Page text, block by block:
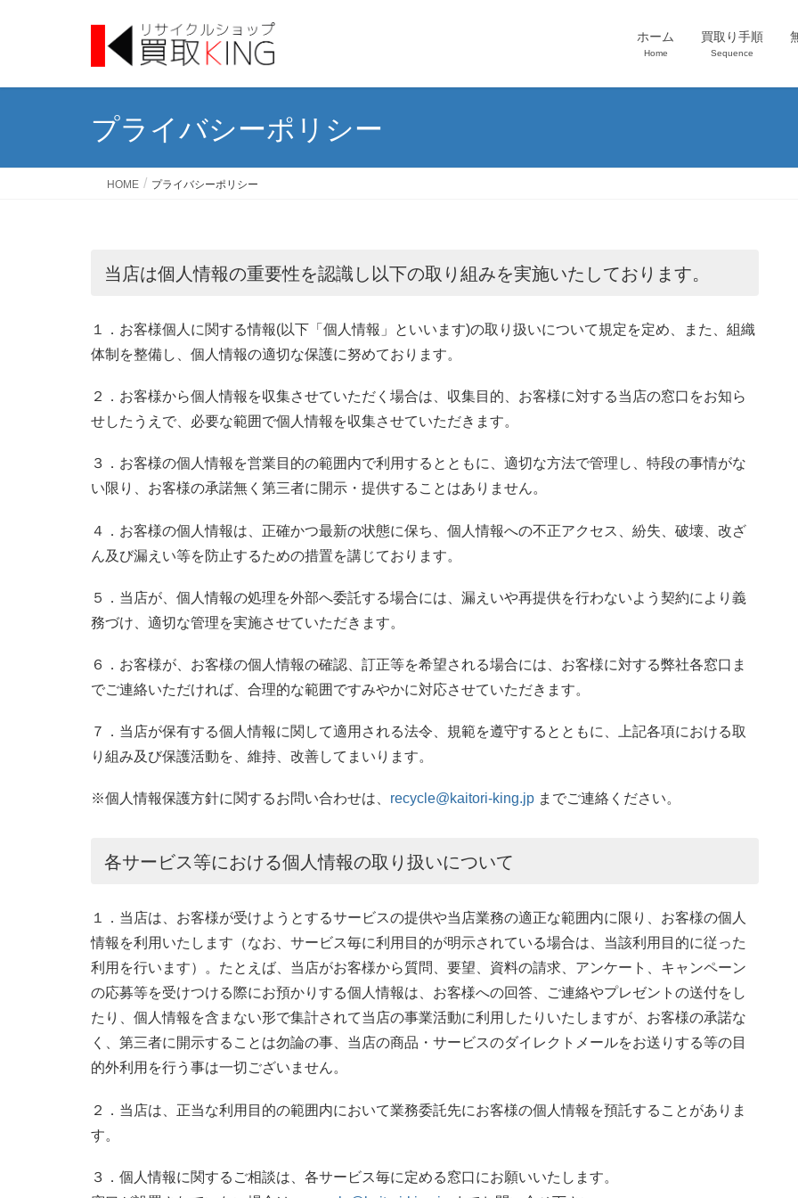
ホーム
Home
買取り手順
Sequence
プライバシーポリシー
HOME プライバシーポリシー
当店は個人情報の重要性を認識し以下の取り組みを実施いたしております。
１．お客様個人に関する情報(以下「個人情報」といいます)の取り扱いについて規定を定め、また、組織
体制を整備し、個人情報の適切な保護に努めております。
２．お客様から個人情報を収集させていただく場合は、収集目的、お客様に対する当店の窓口をお知ら
せしたうえで、必要な範囲で個人情報を収集させていただきます。
３．お客様の個人情報を営業目的の範囲内で利用するとともに、適切な方法で管理し、特段の事情がな
い限り、お客様の承諾無く第三者に開示・提供することはありません。
４．お客様の個人情報は、正確かつ最新の状態に保ち、個人情報への不正アクセス、紛失、破壊、改ざ
ん及び漏えい等を防止するための措置を講じております。
５．当店が、個人情報の処理を外部へ委託する場合には、漏えいや再提供を行わないよう契約により義
務づけ、適切な管理を実施させていただきます。
６．お客様が、お客様の個人情報の確認、訂正等を希望される場合には、お客様に対する弊社各窓口ま
でご連絡いただければ、合理的な範囲ですみやかに対応させていただきます。
７．当店が保有する個人情報に関して適用される法令、規範を遵守するとともに、上記各項における取
り組み及び保護活動を、維持、改善してまいります。
※個人情報保護方針に関するお問い合わせは、 recycle@kaitori-king.jp までご連絡ください。
各サービス等における個人情報の取り扱いについて
１．当店は、お客様が受けようとするサービスの提供や当店業務の適正な範囲内に限り、お客様の個人
情報を利用いたします（なお、サービス毎に利用目的が明示されている場合は、当該利用目的に従った
利用を行います）。たとえば、当店がお客様から質問、要望、資料の請求、アンケート、キャンペーン
の応募等を受けつける際にお預かりする個人情報は、お客様への回答、ご連絡やプレゼントの送付をし
たり、個人情報を含まない形で集計されて当店の事業活動に利用したりいたしますが、お客様の承諾な
く、第三者に開示することは勿論の事、当店の商品・サービスのダイレクトメールをお送りする等の目
的外利用を行う事は一切ございません。
２．当店は、正当な利用目的の範囲内において業務委託先にお客様の個人情報を預託することがありま
す。
３．個人情報に関するご相談は、各サービス毎に定める窓口にお願いいたします。